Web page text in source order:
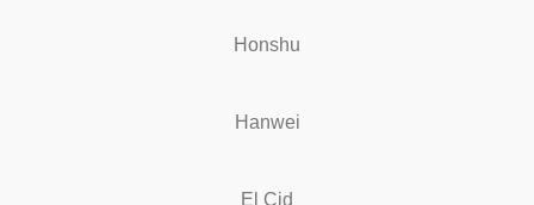
Honshu
Hanwei
El Cid